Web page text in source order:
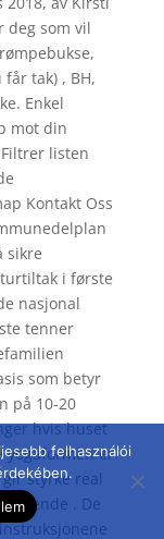
deg som vil
tak) , BH,
Enkel
mot din
listen
Kontakt Oss
sikre
i første
nasjonal
tenner
som betyr
på 10-20
hvis huset
yogaformen er
styrke real
. De
felhasználói